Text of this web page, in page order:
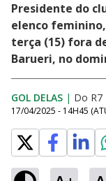
Presidente do
elenco
terça (15) fora
Barueri, no
GOL DELAS | Do R7
17/04/2025 - 14H45